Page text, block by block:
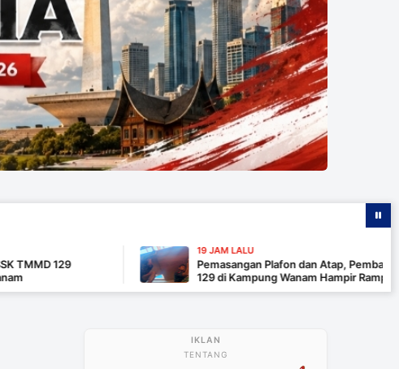
19 JAM LALU
Pemasangan Plafon dan Atap, Pembangunan MCK
129 di Kampung Wanam Hampir Rampung
TENTANG